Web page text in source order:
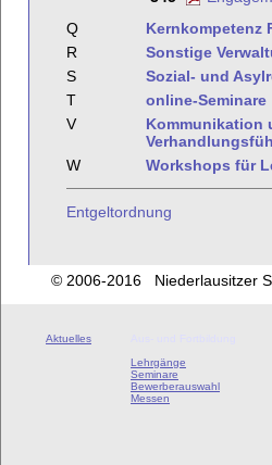
Q
Kernkompetenz
R
Sonstige
S
Sozial- und
T
online-Seminare
V
Kommunikation
W
Workshops für
Entgeltordnung
© 2006-2016 Niederlausitzer
Aktuelles
Lehrgänge
Seminare
Bewerberauswahl
Messen